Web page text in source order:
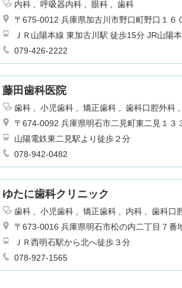
内科 呼吸器内科 眼科
歯科
〒675-0012 兵庫県加古川市野口町野口１６
ＪＲ山陽本線 東加古川駅 徒歩15分 JR山陽
り神姫バス 土山駅南口行
079-426-2222
藤田歯科医院
歯科 小児歯科 矯正歯科
歯科口腔外科
〒674-0092 兵庫県明石市二見町東二見１３
山陽電鉄東二見駅より徒歩２分
078-942-0482
ゆたに歯科クリニック
歯科 小児歯科 矯正歯科 内科
歯科口
〒673-0016 兵庫県明石市松の内二丁目７番
ＪＲ西明石駅から北へ徒歩３分
078-927-1565